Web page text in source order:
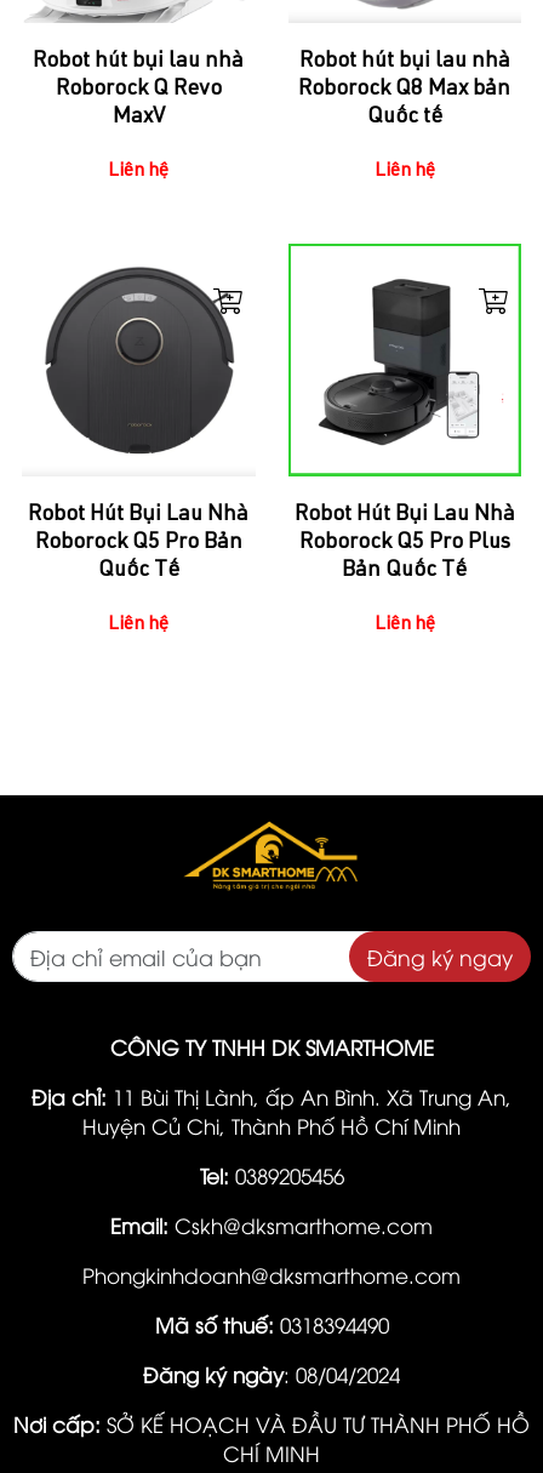
Robot hút bụi lau nhà
Roborock Q Revo
MaxV
Liên hệ
Robot hút bụi lau nhà
Roborock Q8 Max bản
Quốc tế
Liên hệ
Robot Hút Bụi Lau Nhà
Roborock Q5 Pro Bản
Quốc Tế
Liên hệ
Robot Hút Bụi Lau Nhà
Roborock Q5 Pro Plus
Bản Quốc Tế
Liên hệ
Đăng ký ngay
CÔNG TY TNHH DK SMARTHOME
Địa chỉ: 11 Bùi Thị Lành, ấp An Bình. Xã Trung An,
Huyện Củ Chi, Thành Phố Hồ Chí Minh
Tel: 0389205456
Email: Cskh@dksmarthome.com
Phongkinhdoanh@dksmarthome.com
Mã số thuế: 0318394490
Đăng ký ngày: 08/04/2024
Nơi cấp: SỞ KẾ HOẠCH VÀ ĐẦU TƯ THÀNH PHỐ HỒ
CHÍ MINH